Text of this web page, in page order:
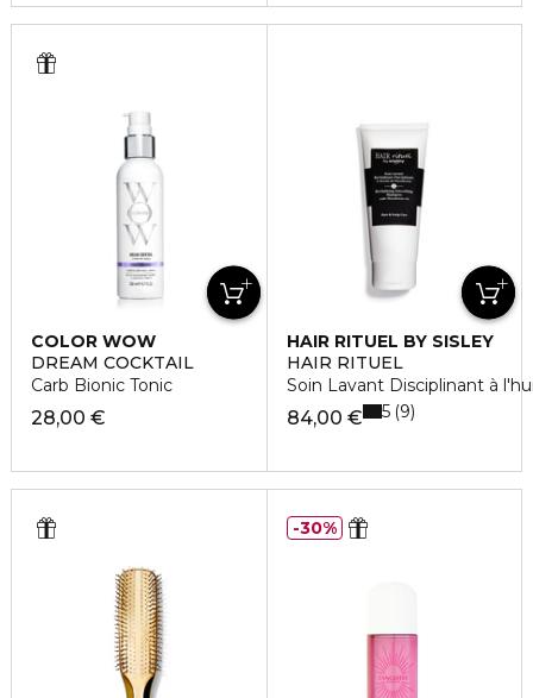
COLOR WOW
DREAM COCKTAIL
Carb Bionic Tonic
28,00 €
HAIR RITUEL BY SISLEY
HAIR RITUEL
Soin Lavant Disciplinant à
84,00 € 5 9
30%